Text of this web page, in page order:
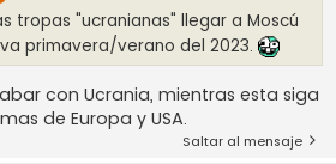
tropas "ucranianas" llegar a Moscú
primavera/verano del 2023.
con Ucrania, mientras esta siga
de Europa y USA.
Saltar al mensaje